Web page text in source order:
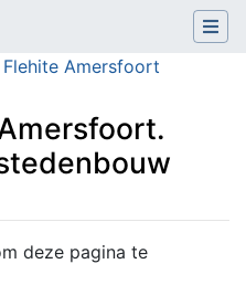
Amersfoort
deze pagina te